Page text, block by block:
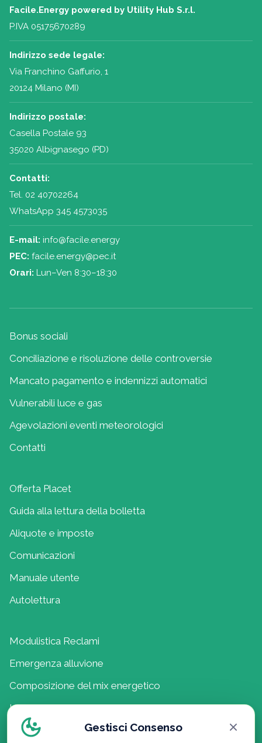
Facile.Energy powered by Utility Hub S.r.l.
P.IVA 05175670289
Indirizzo sede legale:
Via Franchino Gaffurio, 1
20124 Milano (MI)
Indirizzo postale:
Casella Postale 93
35020 Albignasego (PD)
Contatti:
Tel. 02 40702264
WhatsApp 345 4573035
E-mail: info@facile.energy
PEC: facile.energy@pec.it
Orari: Lun–Ven 8:30–18:30
Bonus sociali
Conciliazione e risoluzione delle controversie
Mancato pagamento e indennizzi automatici
Vulnerabili luce e gas
Agevolazioni eventi meteorologici
Contatti
Offerta Placet
Guida alla lettura della bolletta
Aliquote e imposte
Comunicazioni
Manuale utente
Autolettura
Modulistica Reclami
Emergenza alluvione
Composizione del mix energetico
Lavora con noi
Politica della QualitàGestisci Consenso